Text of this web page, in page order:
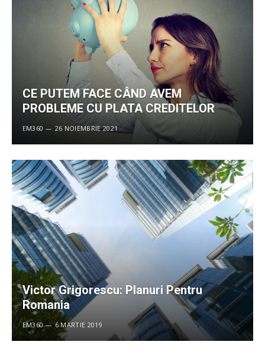
CE PUTEM FACE CÂND AVEM
PROBLEME CU PLATA CREDITELOR
EM360 26 NOIEMBRIE 2021
Victor Grigorescu: Planuri Pentru
Romania
EM360 6 MARTIE 2019